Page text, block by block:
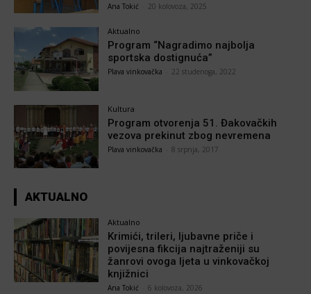
Ana Tokić 20 kolovoza, 2025
Aktualno
Program “Nagradimo najbolja
sportska dostignuća”
Plava vinkovačka 22 studenoga, 2022
Kultura
Program otvorenja 51. Đakovačkih
vezova prekinut zbog nevremena
Plava vinkovačka 8 srpnja, 2017
AKTUALNO
Aktualno
Krimići, trileri, ljubavne priče i
povijesna fikcija najtraženiji su
žanrovi ovoga ljeta u vinkovačkoj
knjižnici
Ana Tokić 6 kolovoza, 2026